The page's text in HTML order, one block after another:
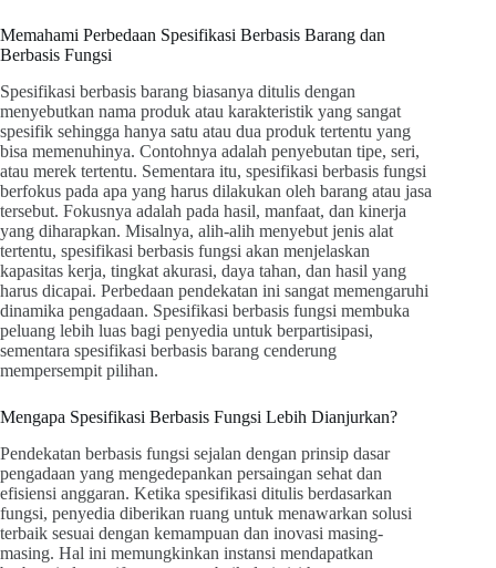
Memahami Perbedaan Spesifikasi Berbasis Barang dan
Berbasis Fungsi
Spesifikasi berbasis barang biasanya ditulis dengan
menyebutkan nama produk atau karakteristik yang sangat
spesifik sehingga hanya satu atau dua produk tertentu yang
bisa memenuhinya. Contohnya adalah penyebutan tipe, seri,
atau merek tertentu. Sementara itu, spesifikasi berbasis fungsi
berfokus pada apa yang harus dilakukan oleh barang atau jasa
tersebut. Fokusnya adalah pada hasil, manfaat, dan kinerja
yang diharapkan. Misalnya, alih-alih menyebut jenis alat
tertentu, spesifikasi berbasis fungsi akan menjelaskan
kapasitas kerja, tingkat akurasi, daya tahan, dan hasil yang
harus dicapai. Perbedaan pendekatan ini sangat memengaruhi
dinamika pengadaan. Spesifikasi berbasis fungsi membuka
peluang lebih luas bagi penyedia untuk berpartisipasi,
sementara spesifikasi berbasis barang cenderung
mempersempit pilihan.
Mengapa Spesifikasi Berbasis Fungsi Lebih Dianjurkan?
Pendekatan berbasis fungsi sejalan dengan prinsip dasar
pengadaan yang mengedepankan persaingan sehat dan
efisiensi anggaran. Ketika spesifikasi ditulis berdasarkan
fungsi, penyedia diberikan ruang untuk menawarkan solusi
terbaik sesuai dengan kemampuan dan inovasi masing-
masing. Hal ini memungkinkan instansi mendapatkan